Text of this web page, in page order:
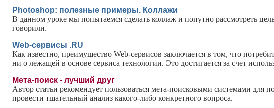
Photoshop: полезные примеры. Коллажи
В данном уроке мы попытаемся сделать коллаж и попутно рассмотреть
говорили.
Web-сервисы .RU
Как известно, преимущество Web-сервисов заключается в том, что
ни о лежащей в основе сервиса технологии. Это достигается за счет
Мета-поиск - лучший друг
Автор статьи рекомендует пользоваться мета-поисковыми системами для
провести тщательный анализ какого-либо конкретного вопроса.